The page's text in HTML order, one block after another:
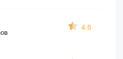
4.8